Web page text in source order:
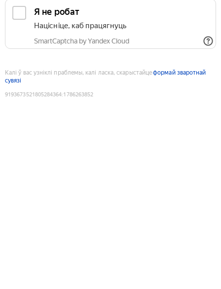
Я не робат
Націсніце, каб працягнуць
SmartCaptcha by Yandex Cloud
Калі ў вас узніклі праблемы, калі ласка, скарыстайцеформай зваротнай
сувязі
9193673521805284364:1786263852